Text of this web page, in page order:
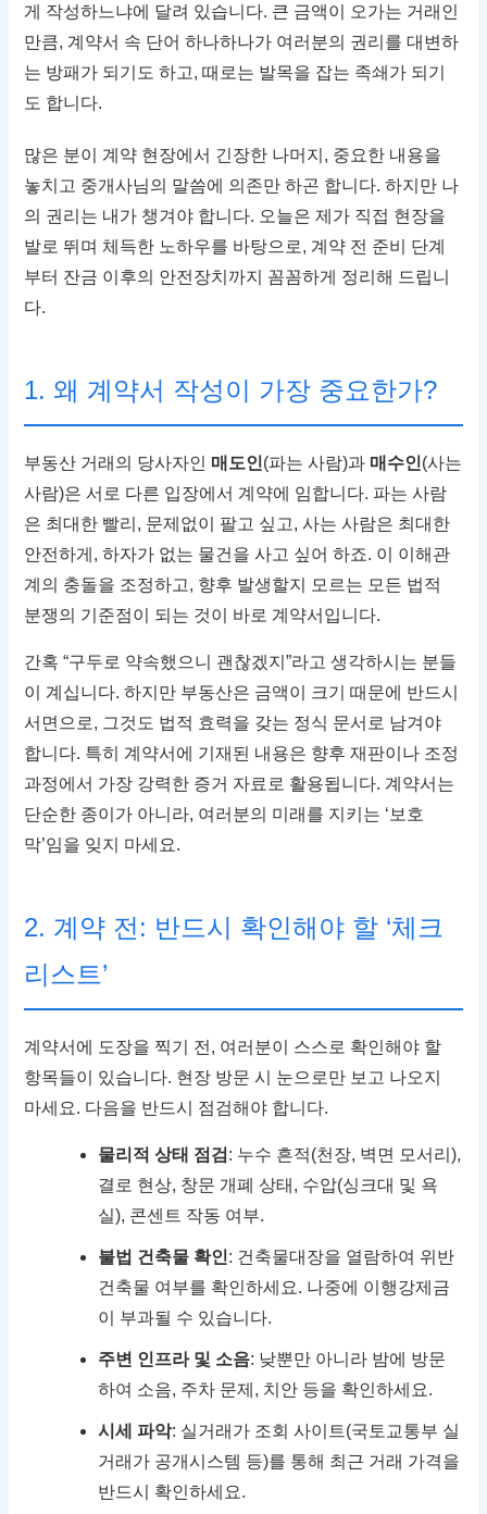
게 작성하느냐에 달려 있습니다. 큰 금액이 오가는 거래인
만큼, 계약서 속 단어 하나하나가 여러분의 권리를 대변하
는 방패가 되기도 하고, 때로는 발목을 잡는 족쇄가 되기
도 합니다.
많은 분이 계약 현장에서 긴장한 나머지, 중요한 내용을
놓치고 중개사님의 말씀에 의존만 하곤 합니다. 하지만 나
의 권리는 내가 챙겨야 합니다. 오늘은 제가 직접 현장을
발로 뛰며 체득한 노하우를 바탕으로, 계약 전 준비 단계
부터 잔금 이후의 안전장치까지 꼼꼼하게 정리해 드립니
다.
1. 왜 계약서 작성이 가장 중요한가?
부동산 거래의 당사자인 매도인(파는 사람)과 매수인(사는
사람)은 서로 다른 입장에서 계약에 임합니다. 파는 사람
은 최대한 빨리, 문제없이 팔고 싶고, 사는 사람은 최대한
안전하게, 하자가 없는 물건을 사고 싶어 하죠. 이 이해관
계의 충돌을 조정하고, 향후 발생할지 모르는 모든 법적
분쟁의 기준점이 되는 것이 바로 계약서입니다.
간혹 “구두로 약속했으니 괜찮겠지”라고 생각하시는 분들
이 계십니다. 하지만 부동산은 금액이 크기 때문에 반드시
서면으로, 그것도 법적 효력을 갖는 정식 문서로 남겨야
합니다. 특히 계약서에 기재된 내용은 향후 재판이나 조정
과정에서 가장 강력한 증거 자료로 활용됩니다. 계약서는
단순한 종이가 아니라, 여러분의 미래를 지키는 ‘보호
막’임을 잊지 마세요.
2. 계약 전: 반드시 확인해야 할 ‘체크
리스트’
계약서에 도장을 찍기 전, 여러분이 스스로 확인해야 할
항목들이 있습니다. 현장 방문 시 눈으로만 보고 나오지
마세요. 다음을 반드시 점검해야 합니다.
물리적 상태 점검 : 누수 흔적(천장, 벽면 모서리),
결로 현상, 창문 개폐 상태, 수압(싱크대 및 욕
실), 콘센트 작동 여부.
불법 건축물 확인: 건축물대장을 열람하여 위반
건축물 여부를 확인하세요. 나중에 이행강제금
이 부과될 수 있습니다.
주변 인프라 및 소음: 낮뿐만 아니라 밤에 방문
하여 소음, 주차 문제, 치안 등을 확인하세요.
시세 파악: 실거래가 조회 사이트(국토교통부 실
거래가 공개시스템 등)를 통해 최근 거래 가격을
반드시 확인하세요.